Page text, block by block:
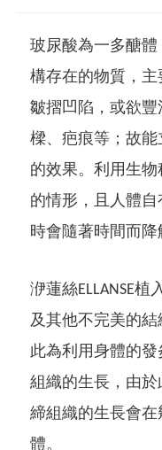
玻尿酸為一多醣
構存在的物質，
皺摺凹陷，或欲
樑、疤痕等；故
的效果。利用生
的情形，且人體
時會隨著時間而降
洢蓮絲ELLANSE
及其他不完美的結
此為利用身體的
組織的生長，由
締組織的生長會
體。